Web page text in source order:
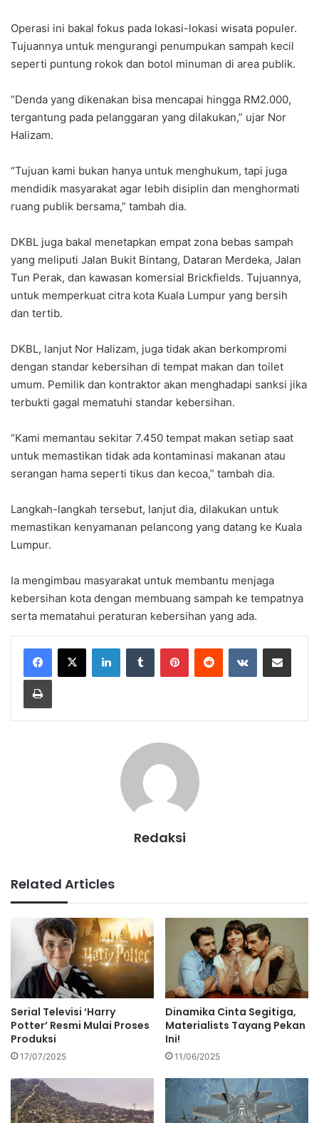
Operasi ini bakal fokus pada lokasi-lokasi wisata populer.
Tujuannya untuk mengurangi penumpukan sampah kecil
seperti puntung rokok dan botol minuman di area publik.
“Denda yang dikenakan bisa mencapai hingga RM2.000,
tergantung pada pelanggaran yang dilakukan,” ujar Nor
Halizam.
“Tujuan kami bukan hanya untuk menghukum, tapi juga
mendidik masyarakat agar lebih disiplin dan menghormati
ruang publik bersama,” tambah dia.
DKBL juga bakal menetapkan empat zona bebas sampah
yang meliputi Jalan Bukit Bintang, Dataran Merdeka, Jalan
Tun Perak, dan kawasan komersial Brickfields. Tujuannya,
untuk memperkuat citra kota Kuala Lumpur yang bersih
dan tertib.
DKBL, lanjut Nor Halizam, juga tidak akan berkompromi
dengan standar kebersihan di tempat makan dan toilet
umum. Pemilik dan kontraktor akan menghadapi sanksi jika
terbukti gagal mematuhi standar kebersihan.
“Kami memantau sekitar 7.450 tempat makan setiap saat
untuk memastikan tidak ada kontaminasi makanan atau
serangan hama seperti tikus dan kecoa,” tambah dia.
Langkah-langkah tersebut, lanjut dia, dilakukan untuk
memastikan kenyamanan pelancong yang datang ke Kuala
Lumpur.
Ia mengimbau masyarakat untuk membantu menjaga
kebersihan kota dengan membuang sampah ke tempatnya
serta mematahui peraturan kebersihan yang ada.
LinkedInTumblr PinterestReddit VKontakteShare via Email
Print
Redaksi
Related Articles
Serial Televisi ‘Harry
Potter’ Resmi Mulai Proses
Produksi
17/07/2025
Dinamika Cinta Segitiga,
Materialists Tayang Pekan
Ini!
11/06/2025